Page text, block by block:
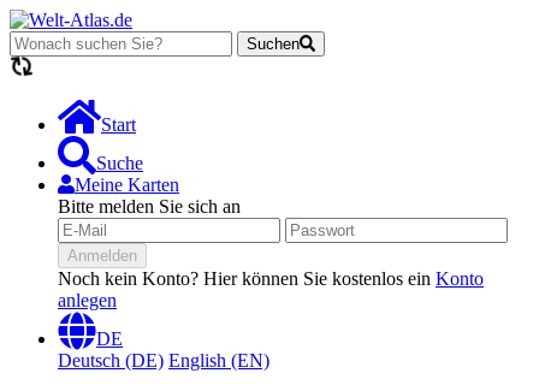
Suchen
Start
Suche
Meine Karten
Bitte melden Sie sich an
Anmelden
Noch kein Konto? Hier können Sie kostenlos ein Konto
anlegen
DE
Deutsch (DE) English (EN)